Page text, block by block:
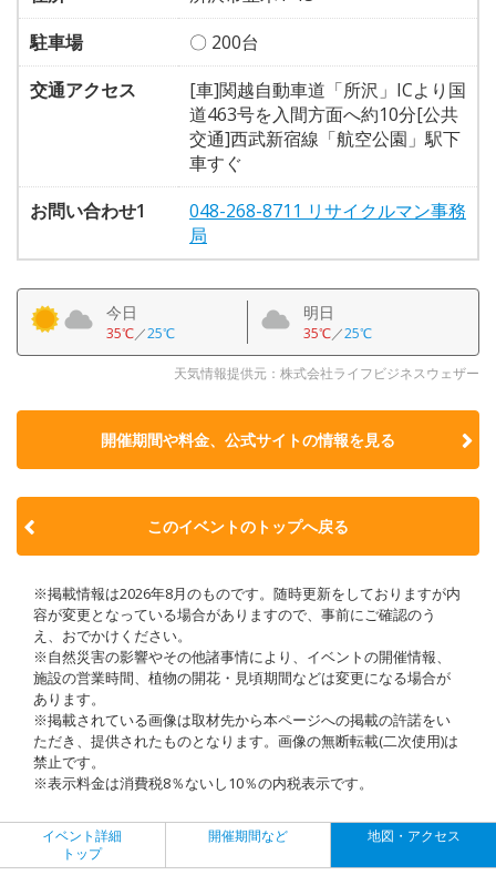
駐車場
〇 200台
交通アクセス
[車]関越自動車道「所沢」ICより国
道463号を入間方面へ約10分[公共
交通]西武新宿線「航空公園」駅下
車すぐ
お問い合わせ1
048-268-8711 リサイクルマン事務
局
今日
35℃／25℃
明日
35℃／25℃
天気情報提供元：株式会社ライフビジネスウェザー
開催期間や料金、公式サイトの情報を見る
このイベントのトップへ戻る
※掲載情報は2026年8月のものです。随時更新をしておりますが内
容が変更となっている場合がありますので、事前にご確認のう
え、おでかけください。
※自然災害の影響やその他諸事情により、イベントの開催情報、
施設の営業時間、植物の開花・見頃期間などは変更になる場合が
あります。
※掲載されている画像は取材先から本ページへの掲載の許諾をい
ただき、提供されたものとなります。画像の無断転載(二次使用)は
禁止です。
※表示料金は消費税8％ないし10％の内税表示です。
イベント詳細
トップ
開催期間など 地図・アクセス